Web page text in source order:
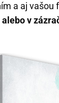
a aj
v